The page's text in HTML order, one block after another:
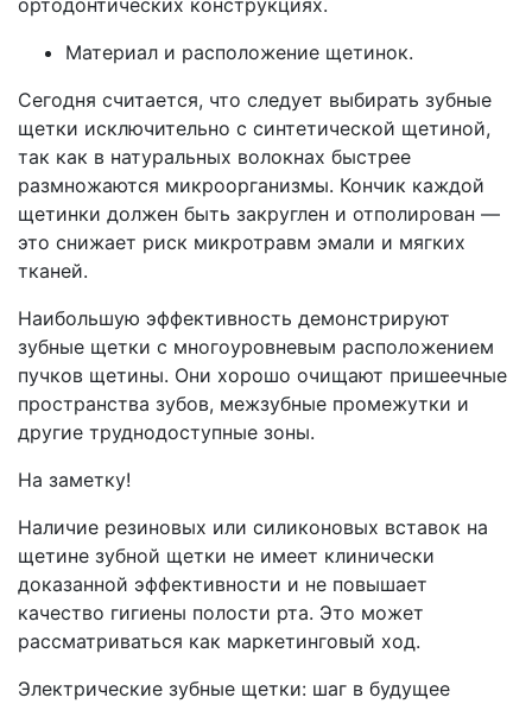
Материал и расположение щетинок.
Сегодня считается, что следует выбирать зубные
щетки исключительно с синтетической щетиной,
так как в натуральных волокнах быстрее
размножаются микроорганизмы. Кончик каждой
щетинки должен быть закруглен и отполирован —
это снижает риск микротравм эмали и мягких
тканей.
Наибольшую эффективность демонстрируют
зубные щетки с многоуровневым расположением
пучков щетины. Они хорошо очищают пришеечные
пространства зубов, межзубные промежутки и
другие труднодоступные зоны.
На заметку!
Наличие резиновых или силиконовых вставок на
щетине зубной щетки не имеет клинически
доказанной эффективности и не повышает
качество гигиены полости рта. Это может
рассматриваться как маркетинговый ход.
Электрические зубные щетки: шаг в будущее